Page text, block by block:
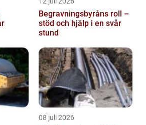
Begravningsbyråns roll –
stöd och hjälp i en svår
stund
08 juli 2026